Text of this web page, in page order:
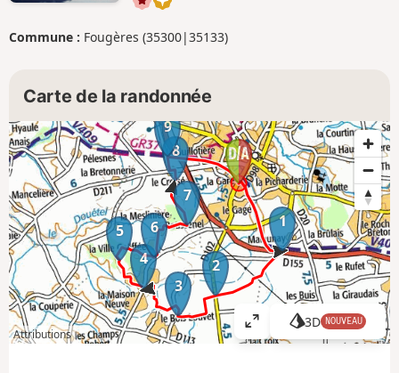
Commune : Fougères (35300|35133)
Carte de la randonnée
1
2
3
4
5 6
7
8
9
Attributions
A
ff
3D NOUVEAU